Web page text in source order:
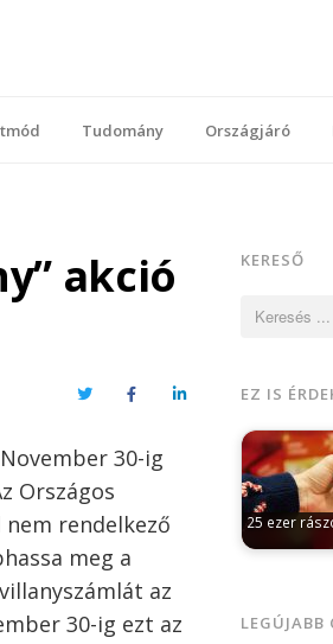
Tudomány Országjáró
akció
TwitterFacebookLinkedIn
30-ig
Országos
rendelkező
meg a
az
30-ig ezt az
KERESŐ
EZ IS
25 ezer
LEGÚJABB